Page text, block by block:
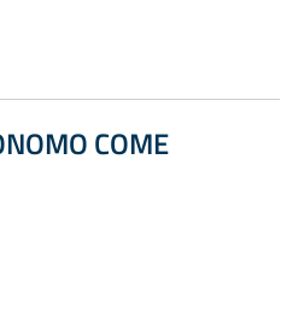
COME